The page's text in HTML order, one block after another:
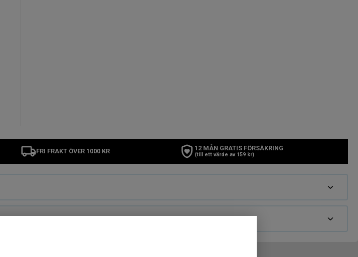
FRI FRAKT ÖVER 1000 KR 12 MÅN GRATIS FÖRSÄKRING
(till ett värde av 159 kr)